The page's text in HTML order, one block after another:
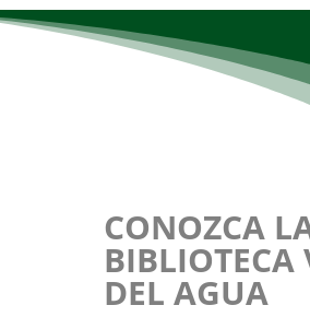
CONOZCA
BIBLIOTECA
DEL AGUA